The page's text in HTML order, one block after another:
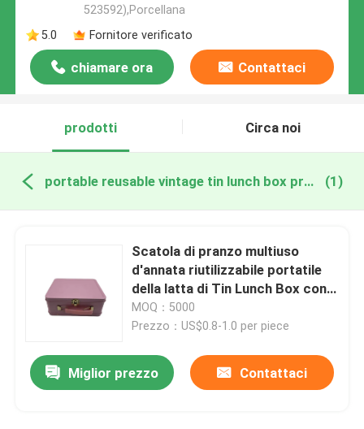
523592),Porcellana
5.0
Fornitore verificato
chiamare ora Contattaci
prodotti Circa noi
portable reusable vintage tin lunch box produzione online (1)
Scatola di pranzo multiuso
d'annata riutilizzabile portatile
della latta di Tin Lunch Box con
la maniglia
MOQ：5000
Prezzo：US$0.8-1.0 per piece
Miglior prezzo Contattaci